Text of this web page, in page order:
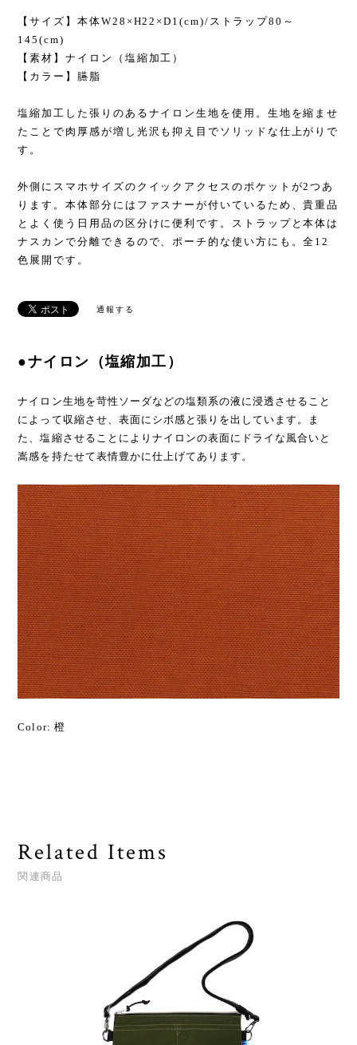
【サイズ】本体W28×H22×D1(cm)/ストラップ80～
145(cm)
【素材】ナイロン（塩縮加工）
【カラー】臙脂
塩縮加工した張りのあるナイロン生地を使用。生地を縮ませ
たことで肉厚感が増し光沢も抑え目でソリッドな仕上がりで
す。
外側にスマホサイズのクイックアクセスのポケットが2つあ
ります。本体部分にはファスナーが付いているため、貴重品
とよく使う日用品の区分けに便利です。ストラップと本体は
ナスカンで分離できるので、ポーチ的な使い方にも。全12
色展開です。
通報する
●ナイロン（塩縮加工）
ナイロン生地を苛性ソーダなどの塩類系の液に浸透させること
によって収縮させ、表面にシボ感と張りを出しています。ま
た、塩縮させることによりナイロンの表面にドライな風合いと
嵩感を持たせて表情豊かに仕上げてあります。
Color: 橙
Related Items
関連商品